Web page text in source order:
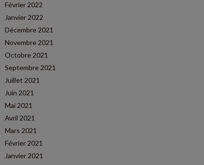
Février 2022
Janvier 2022
Décembre 2021
Novembre 2021
Octobre 2021
Septembre 2021
Juillet 2021
Juin 2021
Mai 2021
Avril 2021
Mars 2021
Février 2021
Janvier 2021